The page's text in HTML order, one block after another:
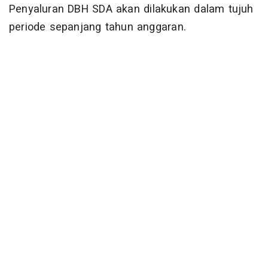
Penyaluran DBH SDA akan dilakukan dalam tujuh
periode sepanjang tahun anggaran.